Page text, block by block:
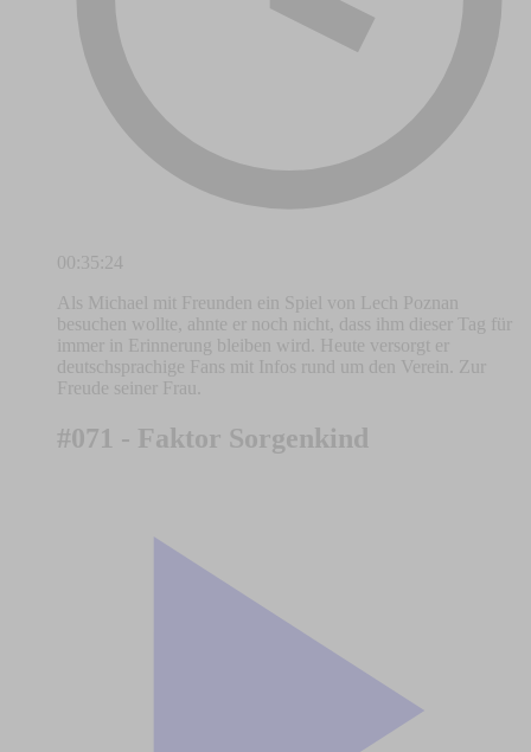
00:35:24
Als Michael mit Freunden ein Spiel von Lech Poznan
besuchen wollte, ahnte er noch nicht, dass ihm dieser Tag für
immer in Erinnerung bleiben wird. Heute versorgt er
deutschsprachige Fans mit Infos rund um den Verein. Zur
Freude seiner Frau.
#071 - Faktor Sorgenkind